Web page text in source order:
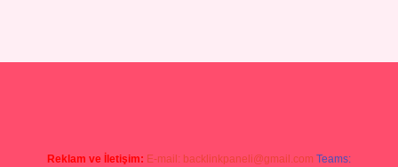
Reklam ve İletişim: E-mail: backlinkpaneli@gmail.com Teams: